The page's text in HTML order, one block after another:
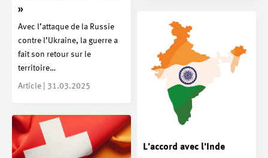
»
Avec l’attaque de la Russie
contre l’Ukraine, la guerre a
fait son retour sur le
territoire…
Article | 31.03.2025
L'accord avec l'Inde